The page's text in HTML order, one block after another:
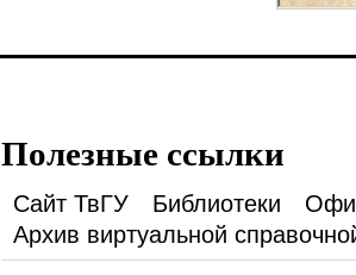
Полезные ссылки
Сайт ТвГУ Библиотеки
Архив виртуальной